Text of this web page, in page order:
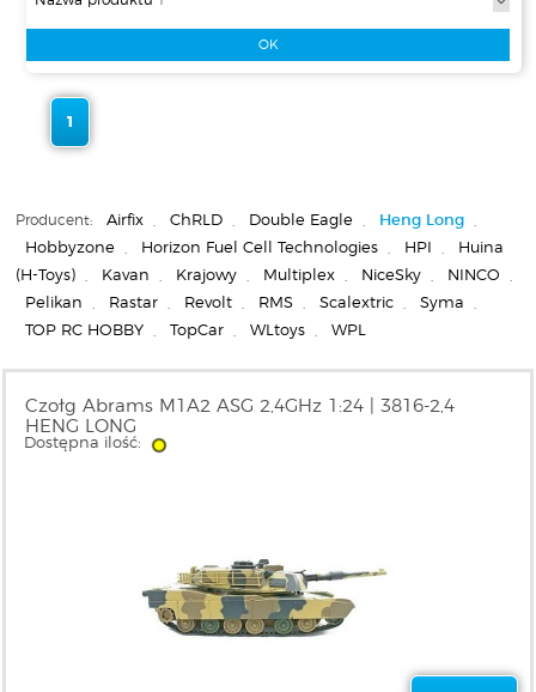
1
Producent: Airfix ChRLD Double Eagle Heng Long
Hobbyzone Horizon Fuel Cell Technologies HPI
Huina
(H-Toys)
Kavan Krajowy Multiplex NiceSky NINCO
Pelikan Rastar Revolt RMS Scalextric Syma
TOP RC HOBBY TopCar WLtoys WPL
Czołg Abrams M1A2 ASG 2,4GHz 1:24 | 3816-2,4
HENG LONG
Dostępna ilość: